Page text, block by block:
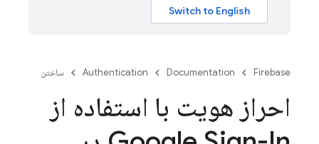
Firebase
Documentation
Authentication ساختن
احراز هویت با استفاده از